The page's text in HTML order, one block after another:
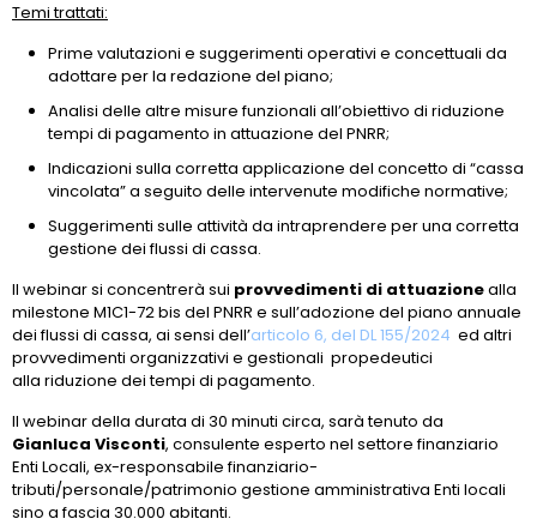
Temi trattati:
Prime valutazioni e suggerimenti operativi e concettuali da
adottare per la redazione del piano;
Analisi delle altre misure funzionali all’obiettivo di riduzione
tempi di pagamento in attuazione del PNRR;
Indicazioni sulla corretta applicazione del concetto di “cassa
vincolata” a seguito delle intervenute modifiche normative;
Suggerimenti sulle attività da intraprendere per una corretta
gestione dei flussi di cassa.
Il webinar si concentrerà sui provvedimenti di attuazionealla
milestone M1C1-72 bis del PNRR e sull’adozione del piano annuale
dei flussi di cassa, ai sensi dell’articolo 6, del DL 155/2024 ed altri
provvedimenti organizzativi e gestionali propedeutici
alla riduzione dei tempi di pagamento.
Il webinar della durata di 30 minuti circa, sarà tenuto da
Gianluca Visconti, consulente esperto nel settore finanziario
Enti Locali, ex-responsabile finanziario-
tributi/personale/patrimonio gestione amministrativa Enti locali
sino a fascia 30.000 abitanti.